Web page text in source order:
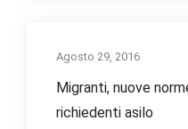
Agosto 29, 2016
Migranti, nuove
richiedenti asilo